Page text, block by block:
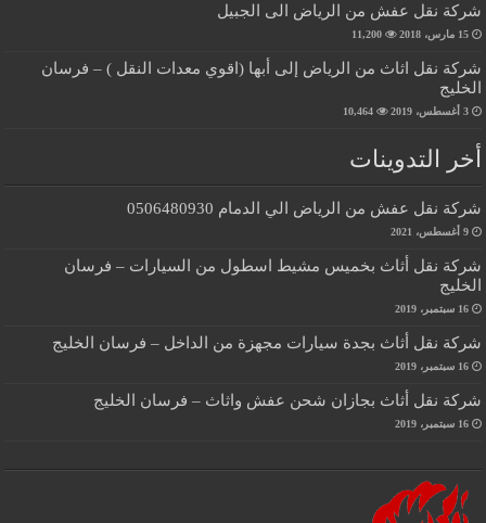
شركة نقل عفش من الرياض الى الجبيل
15 مارس، 2018 11,200
شركة نقل اثاث من الرياض إلى أبها (اقوي معدات النقل ) – فرسان
الخليج
3 أغسطس، 2019 10,464
أخر التدوينات
شركة نقل عفش من الرياض الي الدمام 0506480930
9 أغسطس، 2021
شركة نقل أثاث بخميس مشيط اسطول من السيارات – فرسان
الخليج
16 سبتمبر، 2019
شركة نقل أثاث بجدة سيارات مجهزة من الداخل – فرسان الخليج
16 سبتمبر، 2019
شركة نقل أثاث بجازان شحن عفش واثاث – فرسان الخليج
16 سبتمبر، 2019